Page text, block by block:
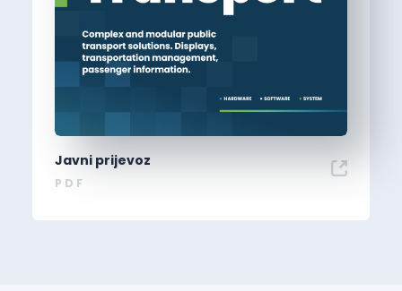
Javni prijevoz
PDF